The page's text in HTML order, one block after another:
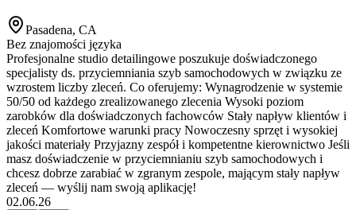
Pasadena, CA
Bez znajomości języka
Profesjonalne studio detailingowe poszukuje doświadczonego
specjalisty ds. przyciemniania szyb samochodowych w związku ze
wzrostem liczby zleceń. Co oferujemy: Wynagrodzenie w systemie
50/50 od każdego zrealizowanego zlecenia Wysoki poziom
zarobków dla doświadczonych fachowców Stały napływ klientów i
zleceń Komfortowe warunki pracy Nowoczesny sprzęt i wysokiej
jakości materiały Przyjazny zespół i kompetentne kierownictwo Jeśli
masz doświadczenie w przyciemnianiu szyb samochodowych i
chcesz dobrze zarabiać w zgranym zespole, mającym stały napływ
zleceń — wyślij nam swoją aplikację!
02.06.26